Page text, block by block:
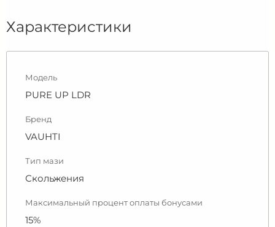
Характеристики
Модель
PURE UP LDR
Бренд
VAUHTI
Тип мази
Скольжения
Максимальный процент оплаты бонусами
15%